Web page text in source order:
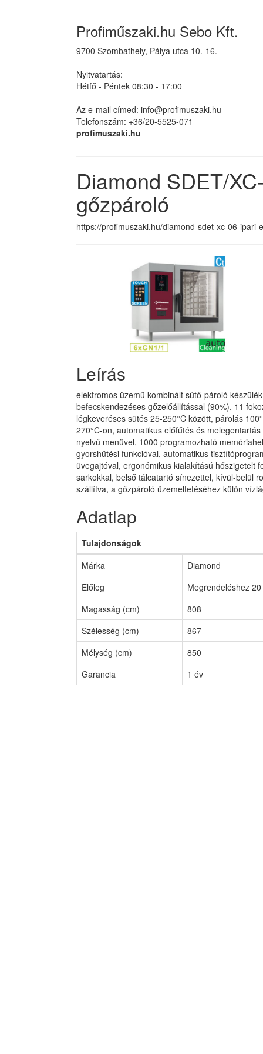
Profiműszaki.hu Sebo Kft.
9700 Szombathely, Pálya utca 10.-16.
Nyitvatartás:
Hétfő - Péntek 08:30 - 17:00
Az e-mail címed: info@profimuszaki.hu
Telefonszám: +36/20-5525-071
profimuszaki.hu
Diamond SDET/
gőzpároló
https://profimuszaki.hu/diamond-sdet-xc-06-ipari-
Leírás
elektromos üzemű kombinált sütő-pároló
befecskendezéses gőzelőállítással (90%), 11
légkeveréses sütés 25-250°C között, párolás
270°C-on, automatikus előfűtés és
nyelvű menüvel, 1000 programozható
gyorshűtési funkcióval, automatikus
üvegajtóval, ergonómikus kialakítású hőszigetelt
sarkokkal, belső tálcatartó sínezettel, kívül-belül
szállítva, a gőzpároló üzemeltetéséhez külön
Adatlap
Tulajdonságok
Márka
Diamond
Előleg
Megrendeléshez
Magasság (cm)
808
Szélesség (cm)
867
Mélység (cm)
850
Garancia
1 év